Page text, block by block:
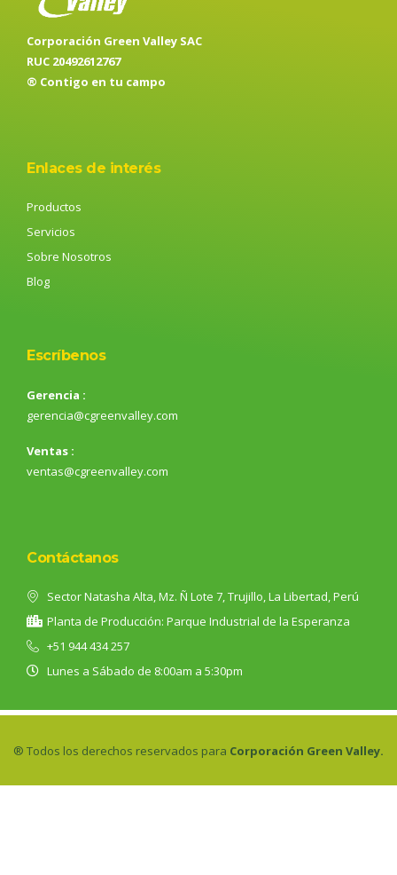
Corporación Green Valley SAC
RUC 20492612767
® Contigo en tu campo
Enlaces de interés
Productos
Servicios
Sobre Nosotros
Blog
Escríbenos
Gerencia :
gerencia@cgreenvalley.com
Ventas :
ventas@cgreenvalley.com
Contáctanos
Sector Natasha Alta, Mz. Ñ Lote 7, Trujillo, La Libertad, Perú
Planta de Producción: Parque Industrial de la Esperanza
+51 944 434 257
Lunes a Sábado de 8:00am a 5:30pm
® Todos los derechos reservados para Corporación Green Valley.